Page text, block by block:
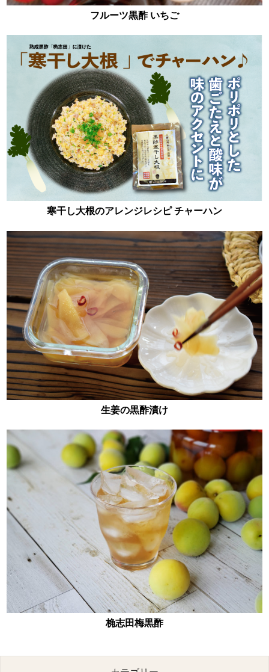
フルーツ黒酢 いちご
寒干し大根のアレンジレシピ チャーハン
生姜の黒酢漬け
桷志田梅黒酢